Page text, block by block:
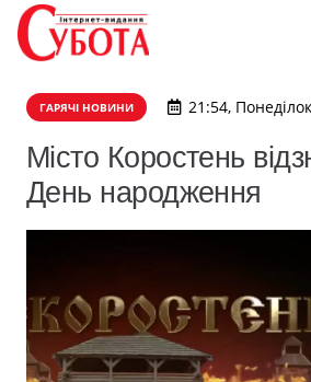
ГАРЯЧІ НОВИНИ 21:54,
Місто Коростень
День народження